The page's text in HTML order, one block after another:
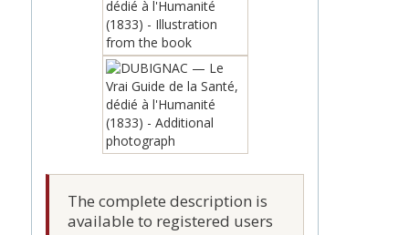
The complete description is
available to registered users